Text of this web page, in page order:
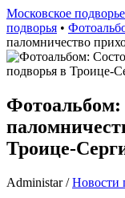
Московское
подворья •
паломничество
Фотоальбом:
Троице-
Administar/Новости